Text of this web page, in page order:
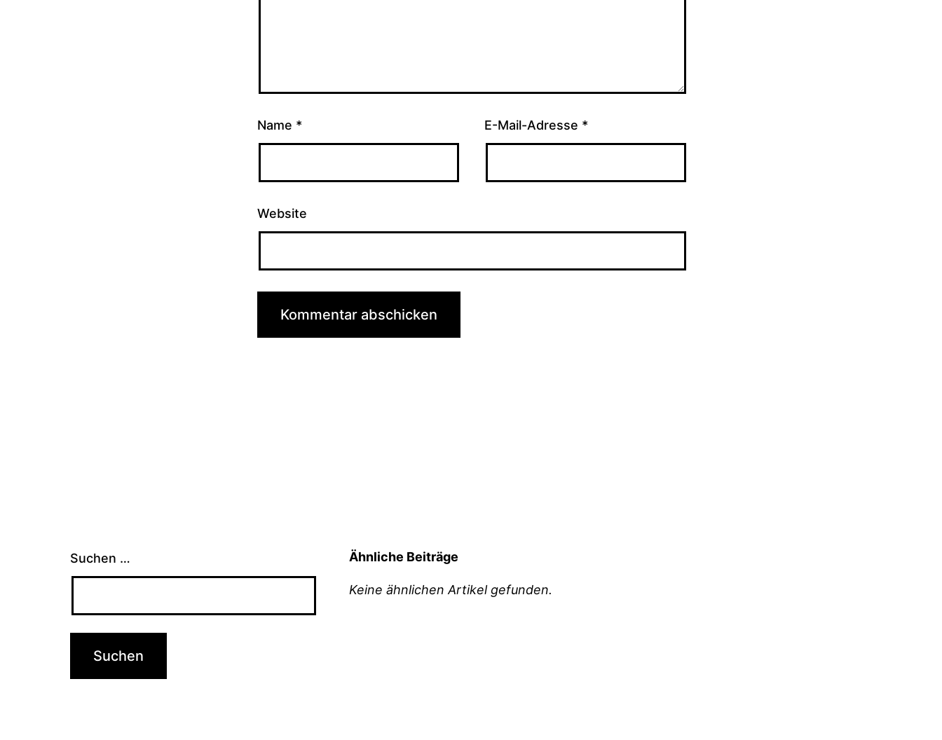
Name * E-Mail-Adresse *
Website
Suchen … Ähnliche Beiträge
Keine ähnlichen Artikel gefunden.